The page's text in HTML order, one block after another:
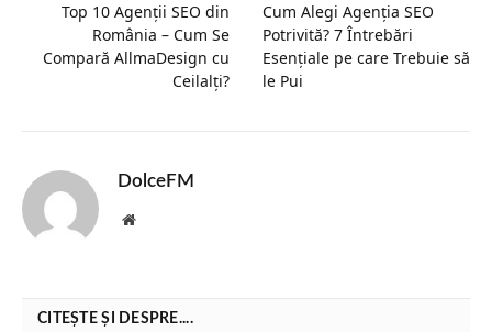
Top 10 Agenții SEO din
România – Cum Se
Compară AllmaDesign cu
Ceilalți?
Cum Alegi Agenția SEO
Potrivită? 7 Întrebări
Esențiale pe care Trebuie să
le Pui
DolceFM
Website
CITEȘTE ȘI DESPRE....